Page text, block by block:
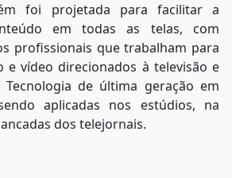
foi projetada para facilitar a
em todas as telas, com
profissionais que trabalham para
e vídeo direcionados à televisão e
de última geração em
aplicadas nos estúdios, na
dos telejornais.